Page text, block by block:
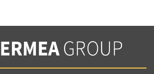
с нашей политикой